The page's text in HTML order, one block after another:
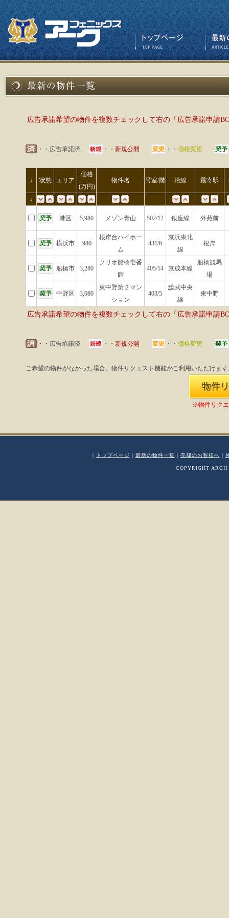
広告承諾希望の物件を複数チェックして右の「広告承諾申請
・・広告承諾済 ・・ 新規公開 ・・ 価格変更
↓ 状態 エリア
価格
(万円)
物件名 号室/階 沿線 最寄駅
↓
港区 5,980 メゾン青山 502/12 銀座線 外苑前
横浜市 980
根岸台ハイホー
ム
431/6
京浜東北
線
根岸
船橋市 3,280
クリオ船橋壱番
館
405/14 京成本線
船橋競馬
場
中野区 3,080
東中野第２マン
ション
403/5
総武中央
線
東中野
広告承諾希望の物件を複数チェックして右の「広告承諾申請
・・広告承諾済 ・・ 新規公開 ・・ 価格変更
ご希望の物件がなかった場合、物件リクエスト機能がご利用いただけま
※物件リク
｜ トップページ ｜ 最新の物件一覧 ｜ 売却のお客様へ ｜
COPYRIGHT